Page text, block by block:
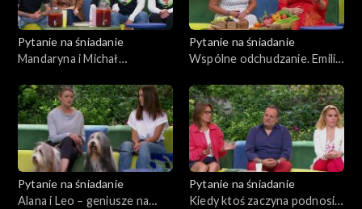
Pytanie na śniadanie
Mandaryna i Michał
charytatywnej Szymonka
Pytanie na śniadanie
Wspólne odchudzanie. Emilia
zaprosiła do aktywności
synową
Pytanie na śniadanie
Alana i Leo – geniusze na
Pytanie na śniadanie
Kiedy ktoś zaczyna podnosić